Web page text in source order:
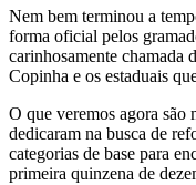
Nem bem terminou a
forma oficial pelos
carinhosamente chamada
Copinha e os estaduais
O que veremos agora são
dedicaram na busca de
categorias de base para
primeira quinzena de